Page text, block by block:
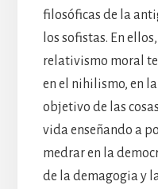
filosóficas de la
los sofistas. En
relativismo moral
en el nihilismo, en
objetivo de las
vida enseñando a
medrar en la
de la demagogia y